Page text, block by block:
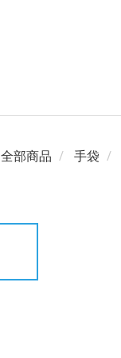
全部商品 手袋